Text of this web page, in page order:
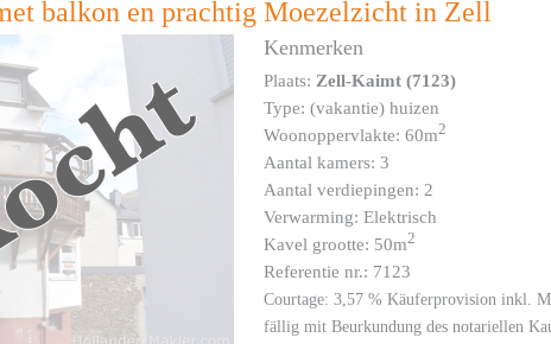
balkon en prachtig Moezelzicht in Zell
Kenmerken
Plaats: Zell-Kaimt (7123)
Type: (vakantie) huizen
Woonoppervlakte: 60m2
Aantal kamers: 3
Aantal verdiepingen: 2
Verwarming: Elektrisch
Kavel grootte: 50m2
Referentie nr.: 7123
Courtage: 3,57 % Käuferprovision inkl.
fällig mit Beurkundung des notariellen